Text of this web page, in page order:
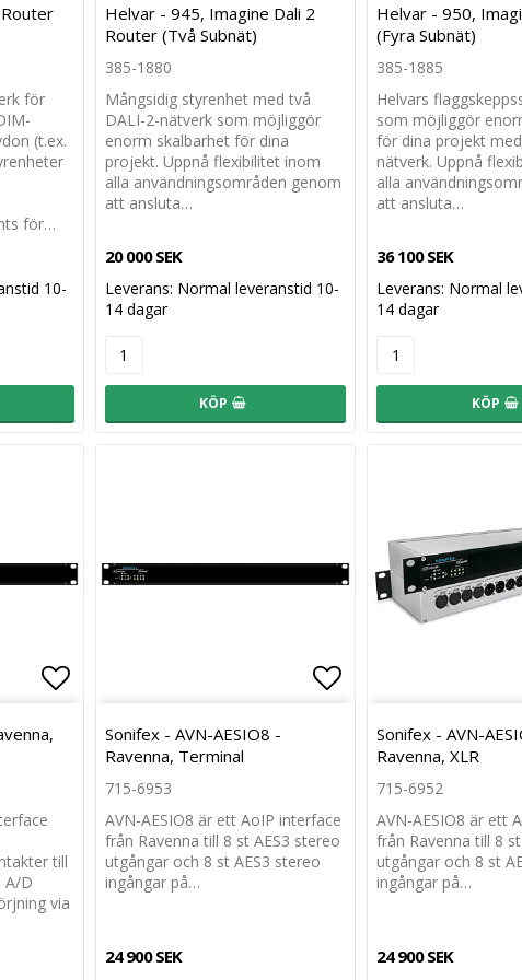
för
(t.ex.
för…
10-
Helvar - 945, Imagine Dali 2
Router (Två Subnät)
385-1880
Mångsidig styrenhet med två
DALI-2-nätverk som möjliggör
enorm skalbarhet för dina
projekt. Uppnå flexibilitet inom
alla användningsområden genom
att ansluta…
20 000 SEK
Leverans: Normal leveranstid 10-
14 dagar
KÖP
Helvar - 950,
(Fyra Subnät)
385-1885
Helvars
som möjliggör
för dina projekt
nätverk. Uppnå
alla
att ansluta…
36 100 SEK
Leverans: Normal
14 dagar
KÖP
Lägg till i favoritlistan
Lägg till i favoritlistan
till
A/D
via
Lägg till i
Lägg till i
Sonifex - AVN-AESIO8 -
Ravenna, Terminal
715-6953
AVN-AESIO8 är ett AoIP interface
från Ravenna till 8 st AES3 stereo
utgångar och 8 st AES3 stereo
ingångar på…
24 900 SEK
Sonifex - AVN-
Ravenna, XLR
715-6952
AVN-AESIO8 är ett
från Ravenna till 8
utgångar och 8 st
ingångar på…
24 900 SEK